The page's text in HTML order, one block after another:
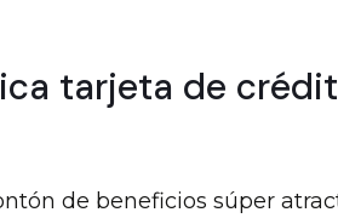
tarjeta de
de beneficios súper